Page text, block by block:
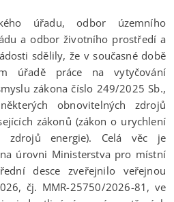
úřadu, odbor územního
a odbor životního prostředí a
sdělily, že v současné době
úřadě práce na vytyčování
zákona číslo 249/2025 Sb.,
obnovitelných zdrojů
zákonů (zákon o urychlení
zdrojů energie). Celá věc je
úrovni Ministerstva pro místní
desce zveřejnilo veřejnou
čj. MMR-25750/2026-81, ve